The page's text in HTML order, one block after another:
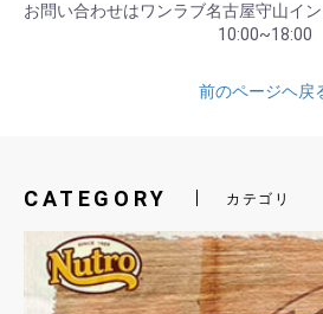
お問い合わせはワンラブ名古屋守山イ
10:00~18:00
前のページヘ戻
CATEGORY カテゴリ